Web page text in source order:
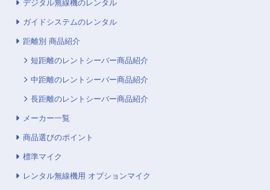
デジタル無線機のレンタル
ガイドシステムのレンタル
距離別 商品紹介
短距離のレントシーバー商品紹介
中距離のレントシーバー商品紹介
長距離のレントシーバー商品紹介
メーカー一覧
商品選びのポイント
標準マイク
レンタル無線機用 オプションマイク